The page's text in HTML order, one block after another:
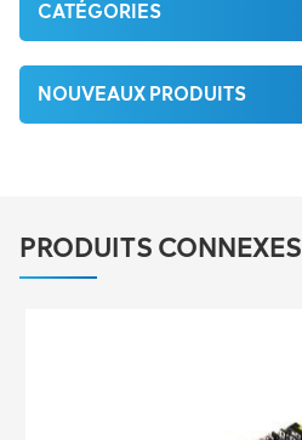
CATÉGORIES
NOUVEAUX PRODUITS
PRODUITS CONNEXES